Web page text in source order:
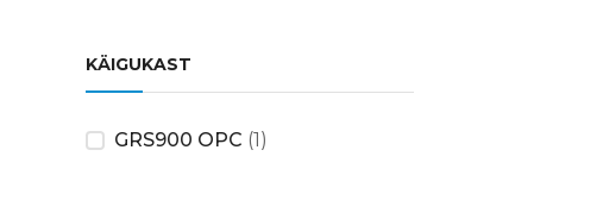
KÄIGUKAST
GRS900 OPC (1)